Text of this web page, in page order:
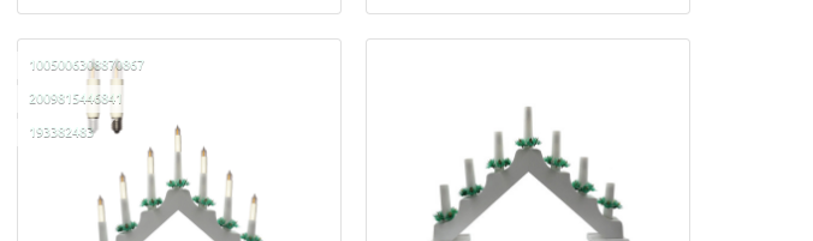
1005006308870867
2009815446841
193382483